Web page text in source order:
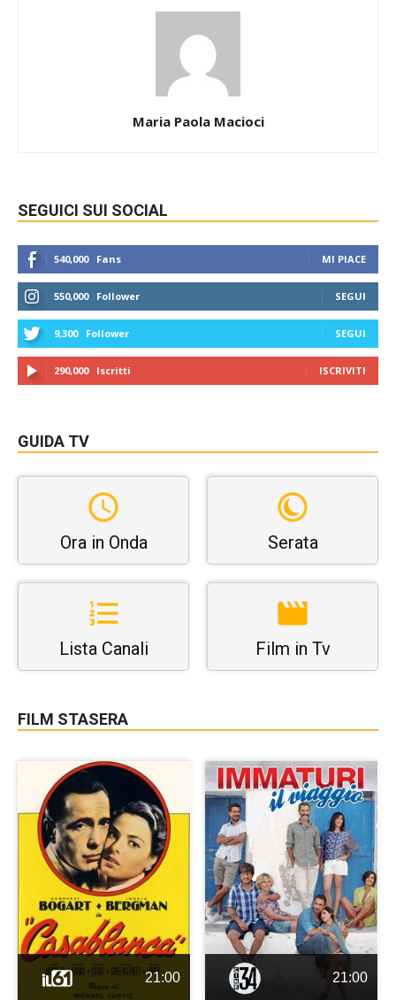
Maria Paola Macioci
SEGUICI SUI SOCIAL
540,000 Fans MI PIACE
550,000 Follower SEGUI
9,300 Follower SEGUI
290,000 Iscritti ISCRIVITI
GUIDA TV
Ora in Onda Serata
Lista Canali Film in Tv
FILM STASERA
21:00 21:00